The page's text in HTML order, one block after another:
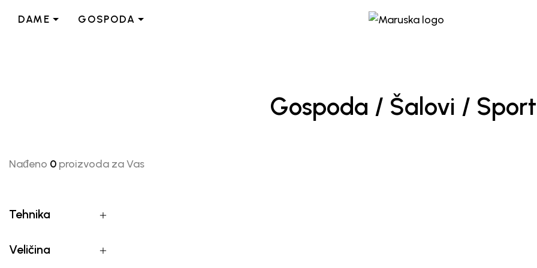
DAME GOSPODA
Gospoda / Šalovi / Sport
Nađeno 0 proizvoda za Vas
Tehnika
Veličina